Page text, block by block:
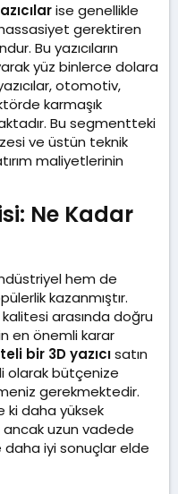
ise genellikle
gerektiren
Bu yazıcıların
yüz binlerce dolara
otomotiv,
karmaşık
Bu segmentteki
ve üstün teknik
maliyetlerinin
Ne Kadar
hem de
kazanmıştır.
arasında doğru
en önemli karar
bir 3D yazıcısatın
olarak bütçenize
gerekmektedir.
ki daha yüksek
ancak uzun vadede
iyi sonuçlar elde